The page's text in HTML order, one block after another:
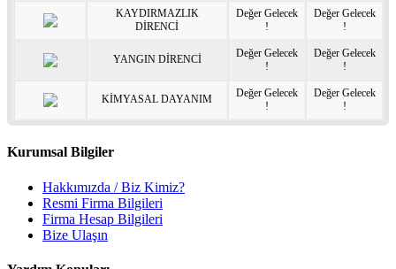
KAYDIRMAZLIK
DİRENCİ
Değer Gelecek
!
Değer Gelecek
!
YANGIN DİRENCİ
Değer Gelecek
!
Değer Gelecek
!
KİMYASAL DAYANIM
Değer Gelecek
!
Değer Gelecek
!
Kurumsal Bilgiler
Hakkımızda / Biz Kimiz?
Resmi Firma Bilgileri
Firma Hesap Bilgileri
Bize Ulaşın